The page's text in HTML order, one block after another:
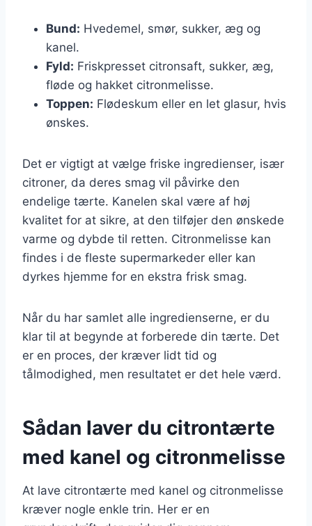
Bund: Hvedemel, smør, sukker, æg og
kanel.
Fyld: Friskpresset citronsaft, sukker, æg,
fløde og hakket citronmelisse.
Toppen: Flødeskum eller en let glasur, hvis
ønskes.
Det er vigtigt at vælge friske ingredienser, især
citroner, da deres smag vil påvirke den
endelige tærte. Kanelen skal være af høj
kvalitet for at sikre, at den tilføjer den ønskede
varme og dybde til retten. Citronmelisse kan
findes i de fleste supermarkeder eller kan
dyrkes hjemme for en ekstra frisk smag.
Når du har samlet alle ingredienserne, er du
klar til at begynde at forberede din tærte. Det
er en proces, der kræver lidt tid og
tålmodighed, men resultatet er det hele værd.
Sådan laver du citrontærte
med kanel og citronmelisse
At lave citrontærte med kanel og citronmelisse
kræver nogle enkle trin. Her er en